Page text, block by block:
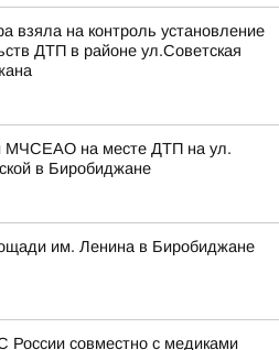
взяла на контроль установление
ДТП в районе ул.Советская
МЧСЕАО на месте ДТП на ул.
в Биробиджане
им. Ленина в Биробиджане
совместно с медиками